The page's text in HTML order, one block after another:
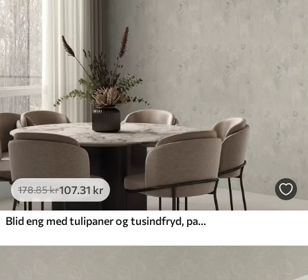
178.85kr107.31 kr
Blid eng med tulipaner og tusindfryd, pastelfarvet salvie